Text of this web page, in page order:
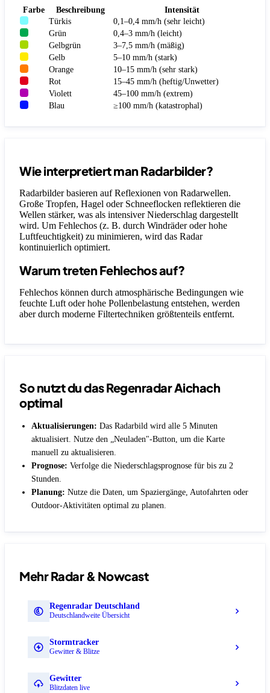
Farbe Beschreibung
Intensität
Türkis
0,1–0,4 mm/h (sehr leicht)
Grün
0,4–3 mm/h (leicht)
Gelbgrün
3–7,5 mm/h (mäßig)
Gelb
5–10 mm/h (stark)
Orange
10–15 mm/h (sehr stark)
Rot
15–45 mm/h (heftig/Unwetter)
Violett
45–100 mm/h (extrem)
Blau
≥100 mm/h (katastrophal)
Wie interpretiert man Radarbilder?
Radarbilder basieren auf Reflexionen von Radarwellen.
Große Tropfen, Hagel oder Schneeflocken reflektieren die
Wellen stärker, was als intensiver Niederschlag dargestellt
wird. Um Fehlechos (z. B. durch Windräder oder hohe
Luftfeuchtigkeit) zu minimieren, wird das Radar
kontinuierlich optimiert.
Warum treten Fehlechos auf?
Fehlechos können durch atmosphärische Bedingungen wie
feuchte Luft oder hohe Pollenbelastung entstehen, werden
aber durch moderne Filtertechniken größtenteils entfernt.
So nutzt du das Regenradar Aichach
optimal
Aktualisierungen: Das Radarbild wird alle 5 Minuten
aktualisiert. Nutze den „Neuladen"-Button, um die Karte
manuell zu aktualisieren.
Prognose: Verfolge die Niederschlagsprognose für bis zu 2
Stunden.
Planung: Nutze die Daten, um Spaziergänge, Autofahrten oder
Outdoor-Aktivitäten optimal zu planen.
Mehr Radar & Nowcast
Regenradar Deutschland
Deutschlandweite Übersicht
Stormtracker
Gewitter & Blitze
Gewitter
Blitzdaten live